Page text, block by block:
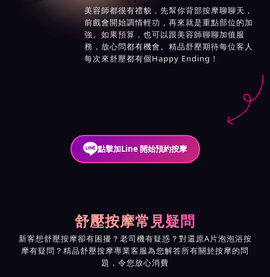
美容師都很有禮貌，先幫你背部按摩聊聊天，
前戲會開始調情輕功，再來就是重點部位的加
強。如果預算，也可以跟美容師聊聊加值服
務，放心問都有機會。精品舒壓期待每位客人
每次來舒壓都有個Happy Ending！
點擊加Line 開始預約按摩
舒壓按摩常見疑問
新客想舒壓按摩卻有困擾？老司機有疑惑？對還原A片泡泡浴按
摩有疑問？精品舒壓按摩專業客服為您解答所有關於按摩的問
題，令您放心消費